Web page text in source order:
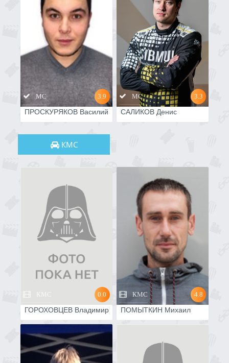
МС 3.9
ПРОСКУРЯКОВ Василий
МС 3.3
САЛИКОВ Денис
КМС
КМС 0.0
ГОРОХОВЦЕВ Владимир
КМС 4.8
ПОМЫТКИН Михаил